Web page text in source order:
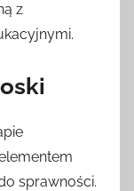
z
sprawności.